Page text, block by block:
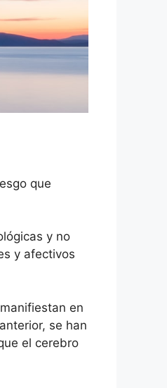
que
y no
y afectivos
en
se han
el cerebro